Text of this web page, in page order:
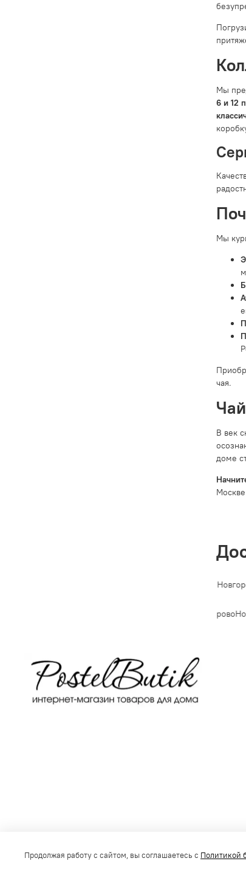
Мы
6 и 12
Мы
чая.
В век
доме
Нижний
Кемерово
Продолжая работу с сайтом, вы соглашаетесь с Политикой